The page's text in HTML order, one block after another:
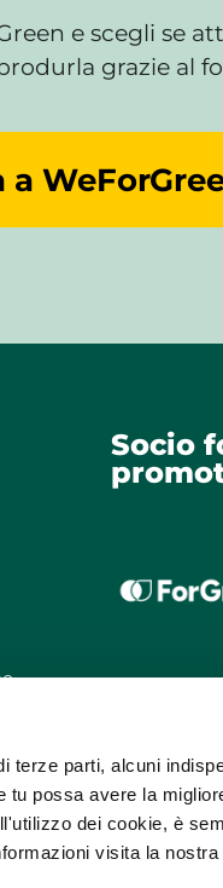
terze parti, alcuni
tu possa avere la
dei cookie, è
visita la
e scegli se
grazie al
a
Socio